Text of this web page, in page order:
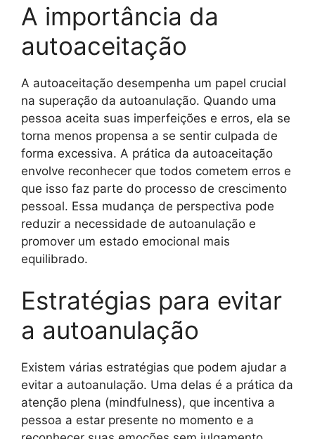
A importância da
autoaceitação
A autoaceitação desempenha um papel crucial
na superação da autoanulação. Quando uma
pessoa aceita suas imperfeições e erros, ela se
torna menos propensa a se sentir culpada de
forma excessiva. A prática da autoaceitação
envolve reconhecer que todos cometem erros e
que isso faz parte do processo de crescimento
pessoal. Essa mudança de perspectiva pode
reduzir a necessidade de autoanulação e
promover um estado emocional mais
equilibrado.
Estratégias para evitar
a autoanulação
Existem várias estratégias que podem ajudar a
evitar a autoanulação. Uma delas é a prática da
atenção plena (mindfulness), que incentiva a
pessoa a estar presente no momento e a